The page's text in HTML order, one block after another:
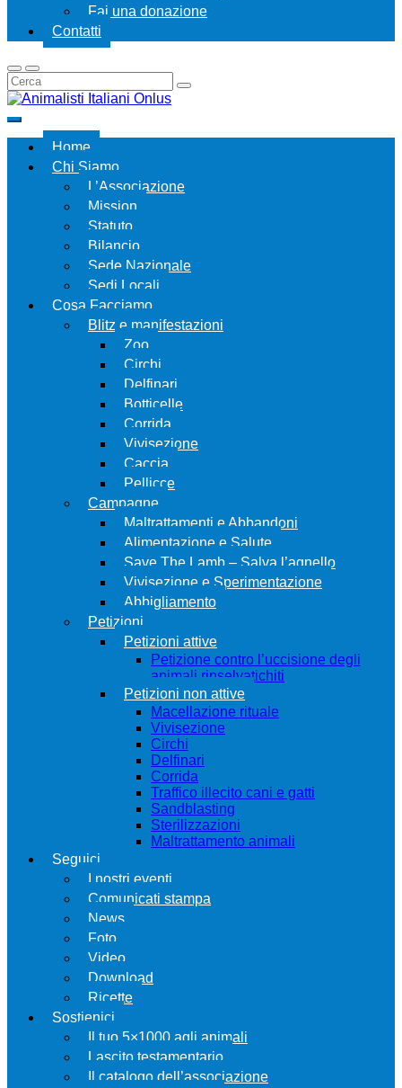
Fai una donazione
Contatti
Home
Chi Siamo
L’Associazione
Mission
Statuto
Bilancio
Sede Nazionale
Sedi Locali
Cosa Facciamo
Blitz e manifestazioni
Zoo
Circhi
Delfinari
Botticelle
Corrida
Vivisezione
Caccia
Pellicce
Campagne
Maltrattamenti e Abbandoni
Alimentazione e Salute
Save The Lamb – Salva l’agnello
Vivisezione e Sperimentazione
Abbigliamento
Petizioni
Petizioni attive
Petizione contro l’uccisione degli
animali rinselvatichiti
Petizioni non attive
Macellazione rituale
Vivisezione
Circhi
Delfinari
Corrida
Traffico illecito cani e gatti
Sandblasting
Sterilizzazioni
Maltrattamento animali
Seguici
I nostri eventi
Comunicati stampa
News
Foto
Video
Download
Ricette
Sostienici
Il tuo 5×1000 agli animali
Lascito testamentario
Il catalogo dell’associazione